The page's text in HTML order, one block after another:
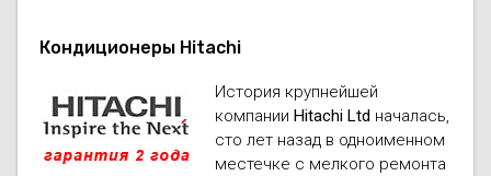
Кондиционеры Hitachi
История крупнейшей
компании Hitachi Ltd началась,
сто лет назад в одноименном
местечке с мелкого ремонта